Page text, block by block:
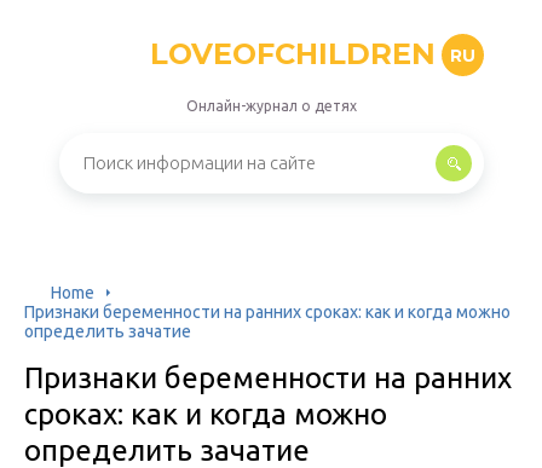
LOVEOFCHILDREN RU
Онлайн-журнал о детях
Home
Признаки беременности на ранних сроках: как и когда можно
определить зачатие
Признаки беременности на ранних
сроках: как и когда можно
определить зачатие